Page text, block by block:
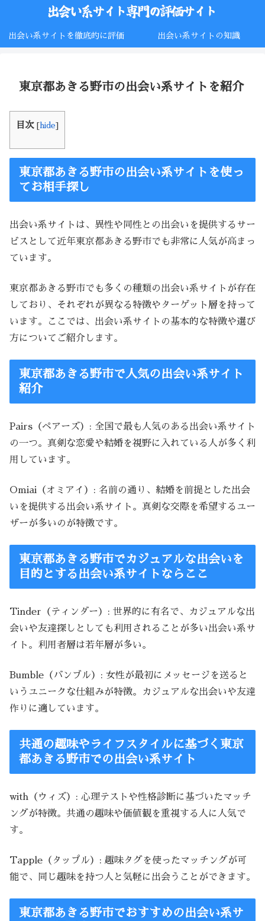
出会い系サイトを徹底的に評価 出会い系サイトの知識
東京都あきる野市の出会い系サイトを紹介
目次 [ hide]
東京都あきる野市の出会い系サイトを使っ
てお相手探し
出会い系サイトは、異性や同性との出会いを提供するサー
ビスとして近年東京都あきる野市でも非常に人気が高まっ
ています。
東京都あきる野市でも多くの種類の出会い系サイトが存在
しており、それぞれが異なる特徴やターゲット層を持って
います。ここでは、出会い系サイトの基本的な特徴や選び
方についてご紹介します。
東京都あきる野市で人気の出会い系サイト
紹介
Pairs（ペアーズ）: 全国で最も人気のある出会い系サイト
の一つ。真剣な恋愛や結婚を視野に入れている人が多く利
用しています。
Omiai（オミアイ）: 名前の通り、結婚を前提とした出会
いを提供する出会い系サイト。真剣な交際を希望するユー
ザーが多いのが特徴です。
東京都あきる野市でカジュアルな出会いを
目的とする出会い系サイトならここ
Tinder（ティンダー）: 世界的に有名で、カジュアルな出
会いや友達探しとしても利用されることが多い出会い系サ
イト。利用者層は若年層が多い。
Bumble（バンブル）: 女性が最初にメッセージを送ると
いうユニークな仕組みが特徴。カジュアルな出会いや友達
作りに適しています。
共通の趣味やライフスタイルに基づく東京
都あきる野市での出会い系サイト
with（ウィズ）: 心理テストや性格診断に基づいたマッチ
ングが特徴。共通の趣味や価値観を重視する人に人気で
す。
Tapple（タップル）: 趣味タグを使ったマッチングが可
能で、同じ趣味を持つ人と気軽に出会うことができます。
東京都あきる野市でおすすめの出会い系サ